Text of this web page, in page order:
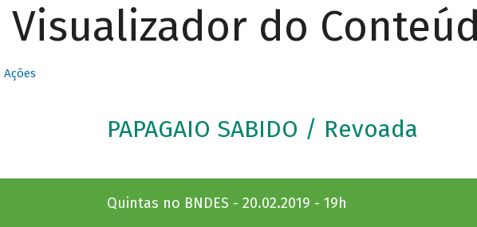
Visualizador do
Ações
PAPAGAIO SABIDO / Revoada
Quintas no BNDES - 20.02.2019 - 19h